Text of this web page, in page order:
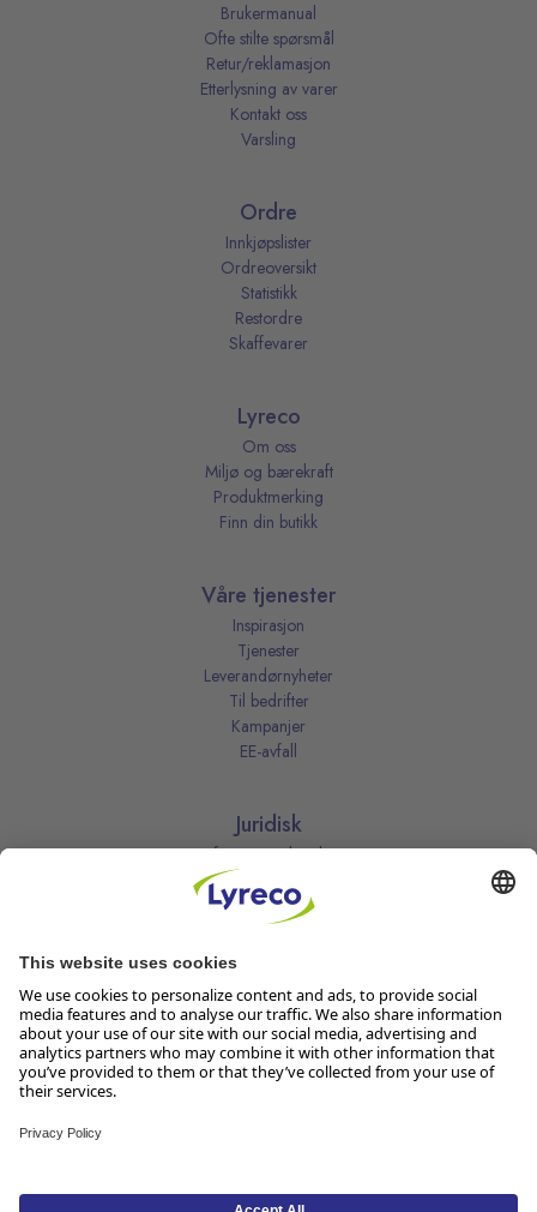
Brukermanual
Ofte stilte spørsmål
Retur/reklamasjon
Etterlysning av varer
Kontakt oss
Varsling
Ordre
Innkjøpslister
Ordreoversikt
Statistikk
Restordre
Skaffevarer
Lyreco
Om oss
Miljø og bærekraft
Produktmerking
Finn din butikk
Våre tjenester
Inspirasjon
Tjenester
Leverandørnyheter
Til bedrifter
Kampanjer
EE-avfall
Juridisk
Informasjonskapsler
Kjøpsbetingelser
Personvernerklæring
Vilkår
Vilkår for kundeklubben
Åpenhetsloven
Endre dine personvernsinnstillinger